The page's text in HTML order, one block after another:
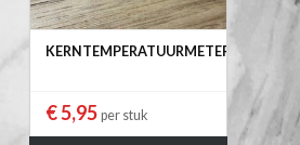
KERNTEMPERATUURMETER
€ 5,95 per stuk